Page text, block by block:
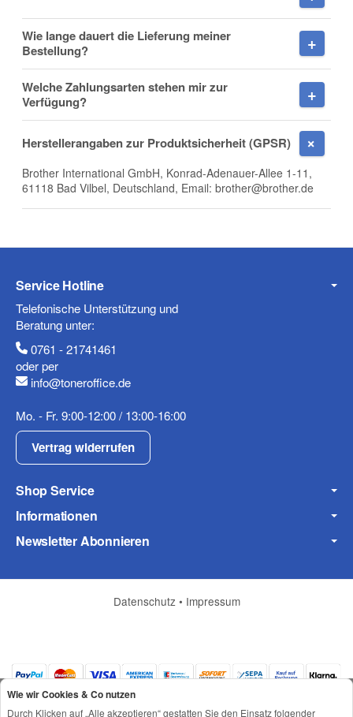
Firma
Mobiltelefon
Frage zum Artikel
Ihre Frage
Wie lange dauert die Lieferung meiner
Bestellung?
Welche Zahlungsarten stehen mir zur
Verfügung?
Herstellerangaben zur Produktsicherheit (GPSR)
Brother International GmbH, Konrad-Adenauer-Allee 1-11,
61118 Bad Vilbel, Deutschland, Email: brother@brother.de
Service Hotline
Telefonische Unterstützung und
Beratung unter:
0761 - 21741461
oder per
info@toneroffice.de
Mo. - Fr. 9:00-12:00 / 13:00-16:00
Vertrag widerrufen
Shop Service
Informationen
Newsletter Abonnieren
Datenschutz • Impressum
Wie wir Cookies & Co nutzen
Durch Klicken auf „Alle akzeptieren“ gestatten Sie den Einsatz folgender